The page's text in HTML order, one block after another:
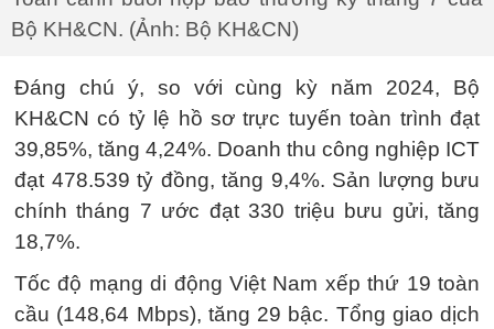
Bộ KH&CN. (Ảnh: Bộ KH&CN)
Đáng chú ý, so với cùng kỳ năm 2024, Bộ
KH&CN có tỷ lệ hồ sơ trực tuyến toàn trình đạt
39,85%, tăng 4,24%. Doanh thu công nghiệp ICT
đạt 478.539 tỷ đồng, tăng 9,4%. Sản lượng bưu
chính tháng 7 ước đạt 330 triệu bưu gửi, tăng
18,7%.
Tốc độ mạng di động Việt Nam xếp thứ 19 toàn
cầu (148,64 Mbps), tăng 29 bậc. Tổng giao dịch